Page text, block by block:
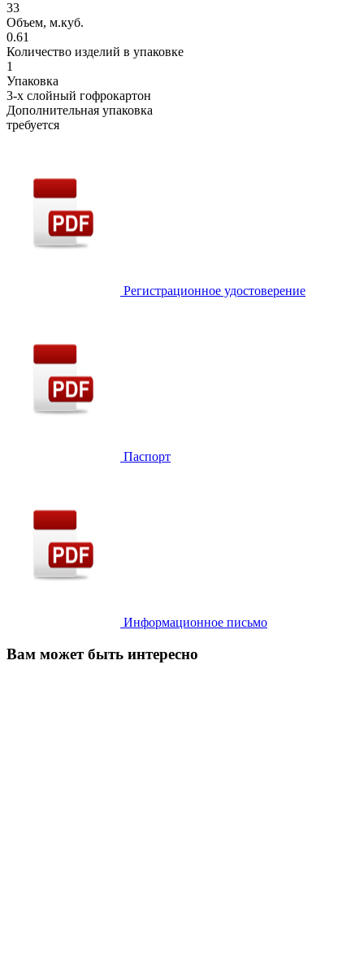
33
Объем, м.куб.
0.61
Количество изделий в упаковке
1
Упаковка
3-х слойный гофрокартон
Дополнительная упаковка
требуется
Регистрационное удостоверение
Паспорт
Информационное письмо
Вам может быть интересно